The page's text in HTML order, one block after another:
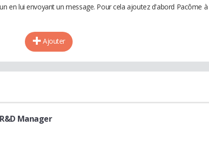
en lui envoyant un message. Pour cela ajoutez d'abord Pacôme à
Ajouter
Manager